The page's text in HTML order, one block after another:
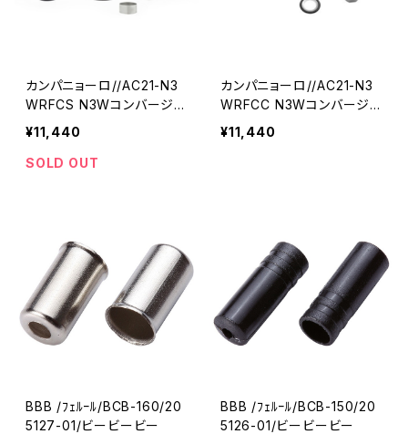
カンパニョーロ//AC21-N3
WRFCS N3Wコンバージョ
ンキット , シールドベアリン
グ 対応ホイール注意 [ 113
7870 , シロッコDBに対応
¥11,440
SOLD OUT
カンパニョーロ//AC21-N3
WRFCC N3Wコンバージョ
ンキット , カップアンドコー
ン 対応ホイール注意 [ 113
¥11,440
BBB /ﾌｪﾙｰﾙ/BCB-160/20
5127-01/ビービービー
BBB /ﾌｪﾙｰﾙ/BCB-150/20
5126-01/ビービービー